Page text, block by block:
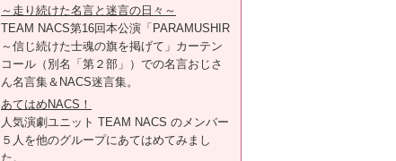
～走り続けた名言と迷言の日々～
TEAM NACS第16回本公演「PARAMUSHIR
～信じ続けた士魂の旗を掲げて」カーテン
コール（別名「第２部」）での名言おじさ
ん名言集＆NACS迷言集。
あてはめNACS！
人気演劇ユニット TEAM NACS のメンバー
５人を他のグループにあてはめてみまし
た。